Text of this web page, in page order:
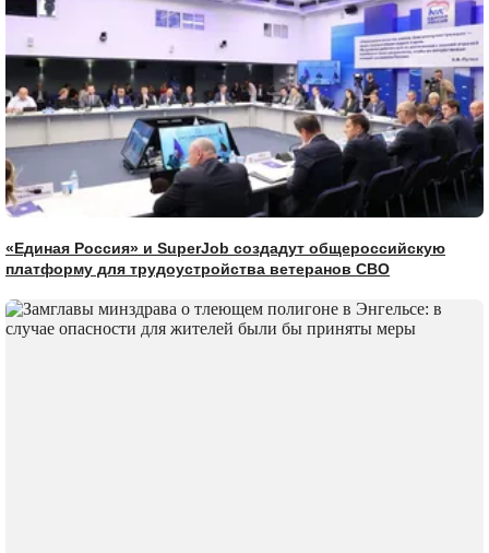
«Единая Россия» и SuperJob создадут общероссийскую
платформу для трудоустройства ветеранов СВО